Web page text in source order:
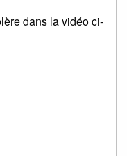
dans la vidéo ci-